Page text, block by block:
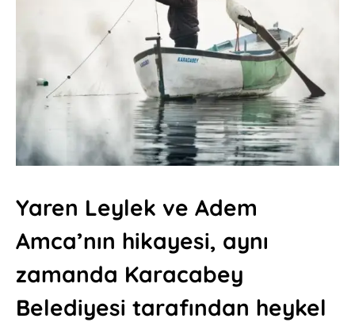
Yaren Leylek ve Adem
Amca’nın hikayesi, aynı
zamanda Karacabey
Belediyesi tarafından heykel